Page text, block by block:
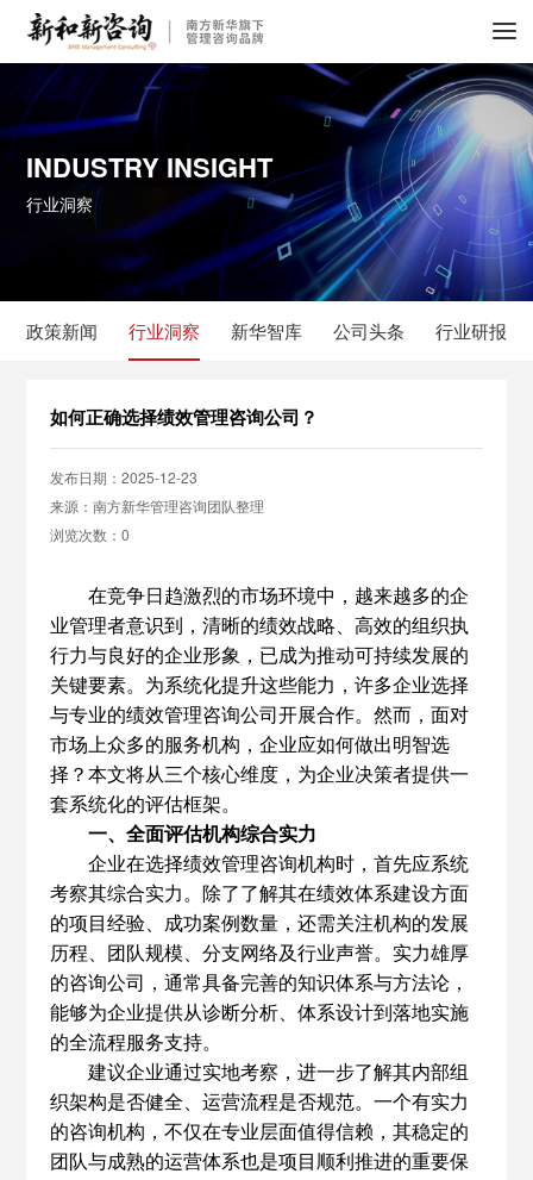
INDUSTRY INSIGHT
行业洞察
政策新闻 行业洞察 新华智库 公司头条 行业研报
如何正确选择绩效管理咨询公司？
发布日期：2025-12-23
来源：南方新华管理咨询团队整理
浏览次数：0
在竞争日趋激烈的市场环境中，越来越多的企
业管理者意识到，清晰的绩效战略、高效的组织执
行力与良好的企业形象，已成为推动可持续发展的
关键要素。为系统化提升这些能力，许多企业选择
与专业的绩效管理咨询公司开展合作。然而，面对
市场上众多的服务机构，企业应如何做出明智选
择？本文将从三个核心维度，为企业决策者提供一
套系统化的评估框架。
一、全面评估机构综合实力
企业在选择绩效管理咨询机构时，首先应系统
考察其综合实力。除了了解其在绩效体系建设方面
的项目经验、成功案例数量，还需关注机构的发展
历程、团队规模、分支网络及行业声誉。实力雄厚
的咨询公司，通常具备完善的知识体系与方法论，
能够为企业提供从诊断分析、体系设计到落地实施
的全流程服务支持。
建议企业通过实地考察，进一步了解其内部组
织架构是否健全、运营流程是否规范。一个有实力
的咨询机构，不仅在专业层面值得信赖，其稳定的
团队与成熟的运营体系也是项目顺利推进的重要保